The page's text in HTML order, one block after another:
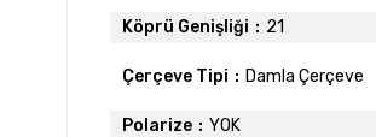
Köprü Genişliği 21
Çerçeve Tipi Damla Çerçeve
Polarize YOK